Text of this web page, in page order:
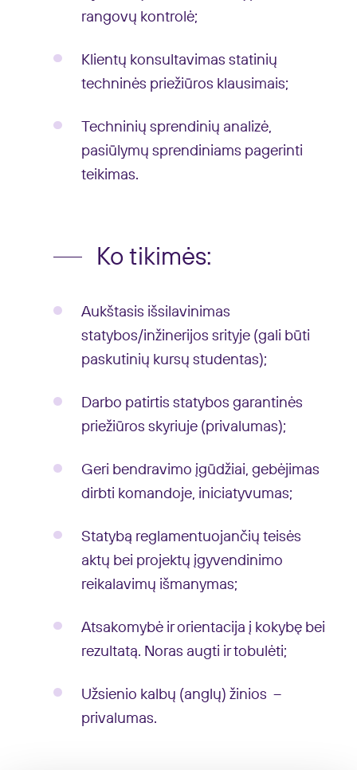
rangovų kontrolė;
Klientų konsultavimas statinių
techninės priežiūros klausimais;
Techninių sprendinių analizė,
pasiūlymų sprendiniams pagerinti
teikimas.
Ko tikimės:
Aukštasis išsilavinimas
statybos/inžinerijos srityje (gali būti
paskutinių kursų studentas);
Darbo patirtis statybos garantinės
priežiūros skyriuje (privalumas);
Geri bendravimo įgūdžiai, gebėjimas
dirbti komandoje, iniciatyvumas;
Statybą reglamentuojančių teisės
aktų bei projektų įgyvendinimo
reikalavimų išmanymas;
Atsakomybė ir orientacija į kokybę bei
rezultatą. Noras augti ir tobulėti;
Užsienio kalbų (anglų) žinios –
privalumas.